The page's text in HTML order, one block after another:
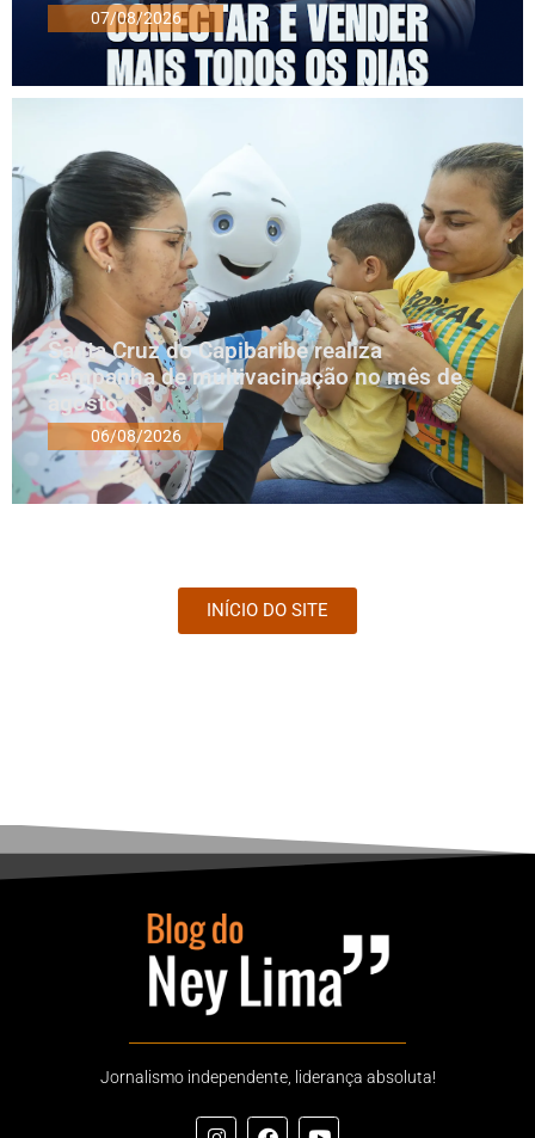
07/08/2026
Santa Cruz do Capibaribe realiza
campanha de multivacinação no mês de
agosto
06/08/2026
INÍCIO DO SITE
Jornalismo independente, liderança absoluta!